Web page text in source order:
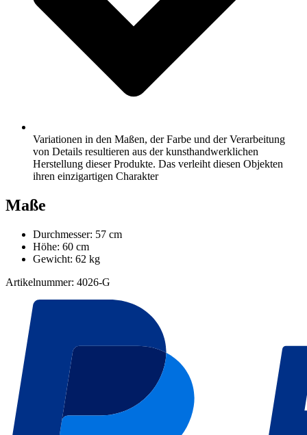
Variationen in den Maßen, der Farbe und der Verarbeitung
von Details resultieren aus der kunsthandwerklichen
Herstellung dieser Produkte. Das verleiht diesen Objekten
ihren einzigartigen Charakter
Maße
Durchmesser: 57 cm
Höhe: 60 cm
Gewicht: 62 kg
Artikelnummer: 4026-G